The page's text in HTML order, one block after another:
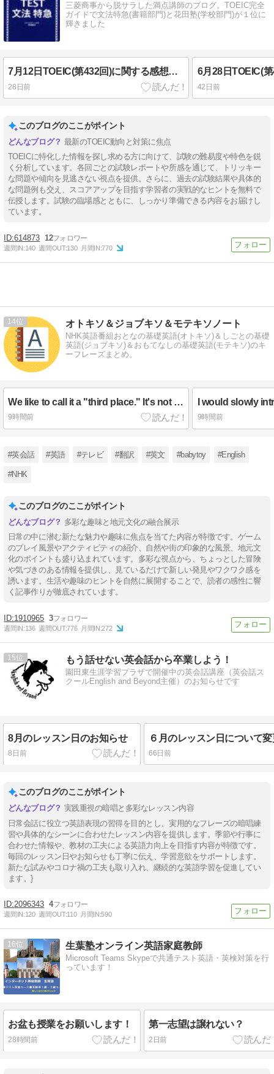
三菱商事から脱サラした満点講師のブログ。TOEIC完全
ガイドで文法特急(書籍部門)と花田塾(学校部門)が１位に
輝きました
7月12日TOEIC(第432回)に関する感想・難易度・速報 午前の部
28日前 42日前
このブログのここがポイント
最新のTOEIC動向と対策に焦点
TOEICに特化した情報を探し求める方に向けて、試験の難易度や特色を鋭
く分析しています。各回ごとの試験レポートや所感を通じて、トリッキー
な問題や傾向を見逃さない視点を提供。さらに、過去の試験結果や具体的
な問題例も交え、スコアアップを目指す学習者の実戦的なヒントを無料で
伝授します。試験の臨場感とともに、しっかり準備できる内容をお届けし
ています。
614873 12
週間IN:140 週間OUT:130 月間IN:770
14 オトキソ＆ジョブキソ＆モテキソノート
NHK英語番組おとなの基礎英語(オトキソ)＆しごとの基礎
英語(ジョブキソ)＆おもてなしの基礎英語(モテキソ)のキ
ーフレーズまとめ。
We like to call it a "third place." It's not your home. It's not your work.
9時間前 9時間前
#英会話 #英語 #テレビ #翻訳 #英文 #babytoy #English
#NHK
このブログのここがポイント
多彩な趣味と地元文化の融合展示
日常の中に潜む新たな魅力や趣味に焦点を当てた内容が特徴です。ゲーム
のプレイ風景やアクティビティの紹介、自然や街の印象的な風景、地元文
化のポイントも盛り込まれています。多彩な視点から、ちょっとした冒険
や気づきのある情報を提供し、見ているだけで新しい発見やワクワク感を
誘います。生活や趣味のヒントを自然に展開することで、読者の感性に響
く記事作りが徹底されています。
1910965 3
週間IN:136 週間OUT:776 月間IN:272
15 もう話せない英会話から卒業しよう！
園田東生涯学習プラザで開催中の英会話講座（英会話ス
クールEnglish and Beyond主催）のお知らせです
8月のレッスン日のお知らせ
8日前 66日前
このブログのここがポイント
実践重視の暗唱と多彩なレッスン内容
日常会話に役立つ英語表現の習得を目的とし、実用的なフレーズの暗唱練
習や具体的なシーンに合わせたレッスン内容を提供します。季節や行事に
合わせた情報や、教材の工夫による英語力向上を目指す内容が特徴です。
毎回のレッスン日やお知らせも丁寧に伝え、学習意欲をサポートします。
新たな試みやコロナ禍の工夫も取り入れ、継続的な英語学習を促進してい
ます。}
2096343 4
週間IN:120 週間OUT:110 月間IN:590
16 生葉塾オンライン英語家庭教師
Microsoft Teams Skypeで共通テスト英語・英検対策を行
っています！
お盆も授業をお願いします！
28時間前
第一志望は譲れない？
2日前